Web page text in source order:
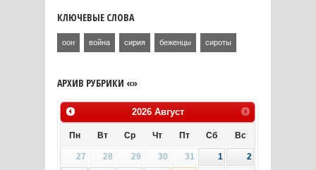
КЛЮЧЕВЫЕ СЛОВА
оон война сирия беженцы сироты
АРХИВ РУБРИКИ «»
2026 Август
Пн Вт Ср Чт Пт Сб Вс
27 28 29 30 31 1
2